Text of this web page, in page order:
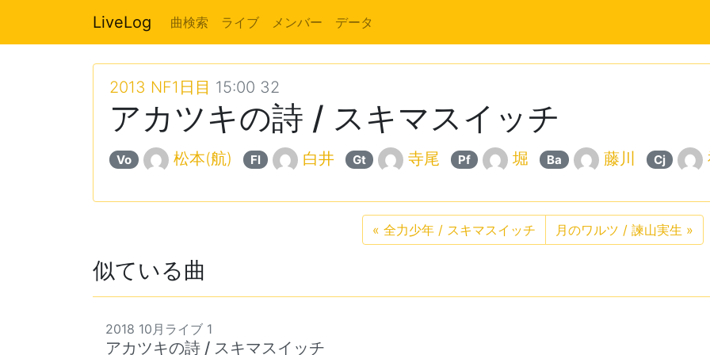
LiveLog 曲検索 ライブ メンバー データ
2013 NF1日目 15:00 32
アカツキの詩 / スキマスイッチ
Vo 松本(航) Fl 白井 Gt 寺尾 Pf 堀 Ba 藤川 Cj
« 全力少年 / スキマスイッチ 月のワルツ / 諫山実生 »
似ている曲
2018 10月ライブ 1
アカツキの詩 / スキマスイッチ